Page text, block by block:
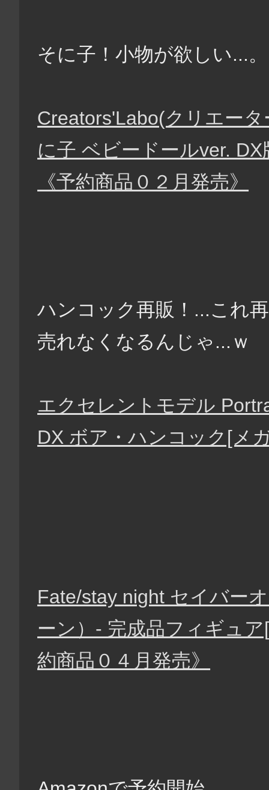
そに子！小物が欲しい...。
Creators'Labo(クリエー
に子 ベビードールver.
《予約商品０２月発売》
ハンコック再販！...これ
売れなくなるんじゃ...ｗ
エクセレントモデル
DX ボア・ハンコック[メ
Fate/stay night セイバー
ーン）- 完成品フィギュ
約商品０４月発売》